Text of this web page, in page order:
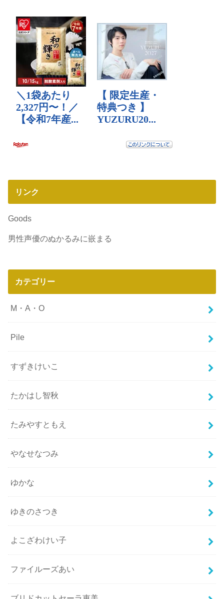
リンク
Goods
男性声優のぬかるみに嵌まる
カテゴリー
M・A・O
Pile
すずきけいこ
たかはし智秋
たみやすともえ
やなせなつみ
ゆかな
ゆきのさつき
よこざわけい子
ファイルーズあい